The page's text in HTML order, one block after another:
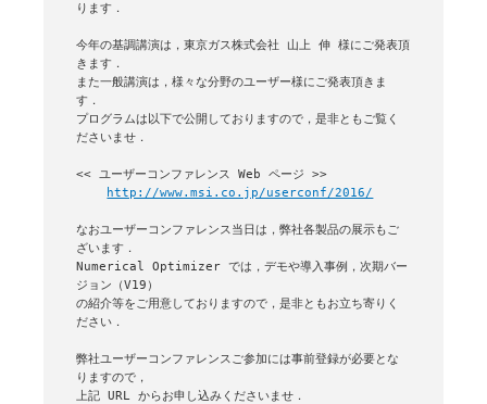
ります．
今年の基調講演は，東京ガス株式会社 山上 伸 様にご発表頂
きます．
また一般講演は，様々な分野のユーザー様にご発表頂きま
す．
プログラムは以下で公開しておりますので，是非ともご覧く
ださいませ．
<< ユーザーコンファレンス Web ページ >>
http://www.msi.co.jp/userconf/2016/
なおユーザーコンファレンス当日は，弊社各製品の展示もご
ざいます．
Numerical Optimizer では，デモや導入事例，次期バー
ジョン（V19）
の紹介等をご用意しておりますので，是非ともお立ち寄りく
ださい．
弊社ユーザーコンファレンスご参加には事前登録が必要とな
りますので，
上記 URL からお申し込みくださいませ．